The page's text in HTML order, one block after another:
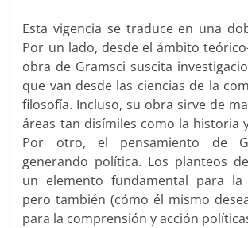
Esta vigencia se traduce en una
Por un lado, desde el ámbito
obra de Gramsci suscita
que van desde las ciencias de la
filosofía. Incluso, su obra sirve de
áreas tan disímiles como la historia
Por otro, el pensamiento de
generando política. Los planteos
un elemento fundamental para la
pero también (cómo él mismo
para la comprensión y acción